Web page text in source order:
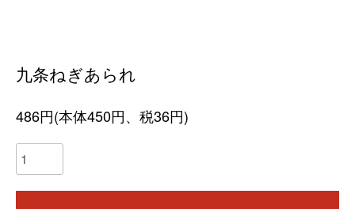
九条ねぎあられ
486円(本体450円、税36円)